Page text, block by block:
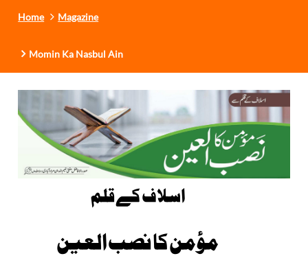
Home Magazine
Momin Ka Nasbul Ain
اسلاف کے قلم
مؤمن کا نصب العین